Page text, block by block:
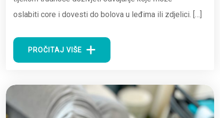
oslabiti core i dovesti do bolova u leđima ili zdjelici. […]
PROČITAJ VIŠE